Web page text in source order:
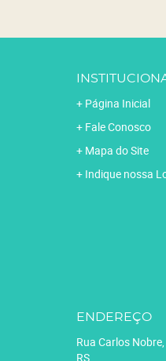
Página Inicial
Fale Conosco
Mapa do Site
Indique nossa
ENDEREÇO
Rua Carlos
RS